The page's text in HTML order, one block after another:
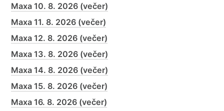
Maxa 10. 8. 2026 (večer)
Maxa 11. 8. 2026 (večer)
Maxa 12. 8. 2026 (večer)
Maxa 13. 8. 2026 (večer)
Maxa 14. 8. 2026 (večer)
Maxa 15. 8. 2026 (večer)
Maxa 16. 8. 2026 (večer)